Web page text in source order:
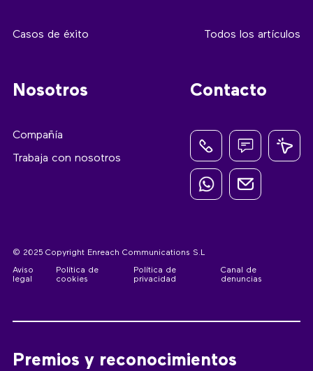
Casos de éxito Todos los artículos
Nosotros
Compañía
Trabaja con nosotros
Contacto
© 2025 Copyright Enreach Communications S.L
Aviso
legal
Política de
cookies
Política de
privacidad
Canal de
denuncias
Premios y reconocimientos